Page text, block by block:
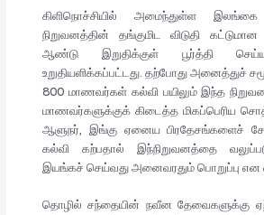
கிளிநொச்சியில் அமைந்துள்ள
நிறுவனத்தின் தங்குமிட விடுதி
ஆண்டு இறுதிக்குள் பூர்த்தி
உறுதியளிக்கப்பட்டது. தற்போது அனைத்துச்
800 மாணவர்கள் கல்வி பயிலும் இந்த
மாணவர்களுக்குக் கிடைத்த மிகப்பெரிய
ஆளுநர், இங்கு ஏனைய பிரதேசங்களைச்
கல்வி கற்பதால் இந்நிறுவனத்தை
இயங்கச் செய்வது அனைவரதும் பொறுப்பு என
தொழில் சந்தையின் நவீன தேவைகளுக்கு